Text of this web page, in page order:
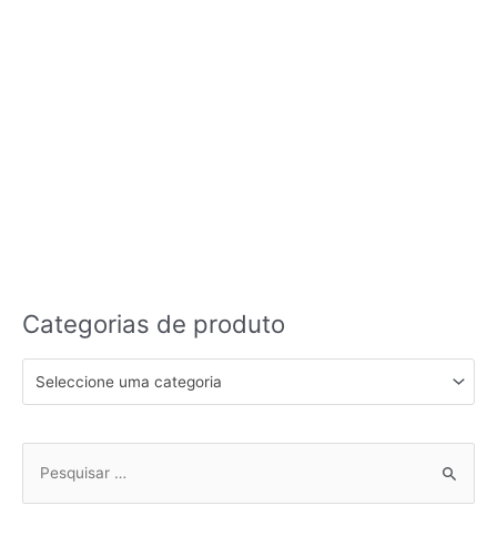
Categorias de produto
Seleccione uma categoria
Pesquisar